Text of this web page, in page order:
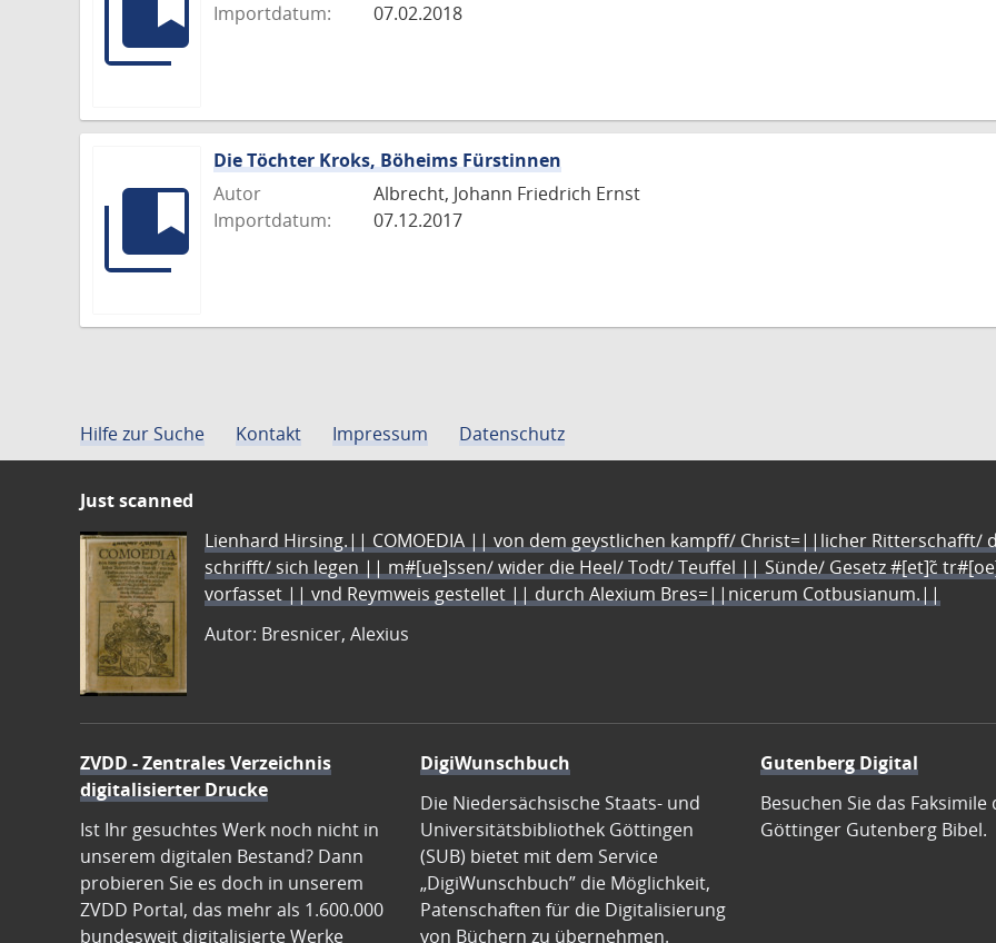
Importdatum:
07.02.2018
Die Töchter Kroks, Böheims Fürstinnen
Autor
Albrecht, Johann Friedrich Ernst
Importdatum:
07.12.2017
Hilfe zur Suche Kontakt Impressum Datenschutz
Just scanned
Lienhard Hirsing.|| COMOEDIA || von dem geystlichen kampff/ Christ=||licher Ritterschafft/
schrifft/ sich legen || m#[ue]ssen/ wider die Heel/ Todt/ Teuffel || Sünde/ Gesetz #[et]c̃
vorfasset || vnd Reymweis gestellet || durch Alexium Bres=||nicerum Cotbusianum.||
Autor: Bresnicer, Alexius
ZVDD - Zentrales Verzeichnis
digitalisierter Drucke
Ist Ihr gesuchtes Werk noch nicht in
unserem digitalen Bestand? Dann
probieren Sie es doch in unserem
ZVDD Portal, das mehr als 1.600.000
bundesweit digitalisierte Werke
DigiWunschbuch
Die Niedersächsische Staats- und
Universitätsbibliothek Göttingen
(SUB) bietet mit dem Service
„DigiWunschbuch” die Möglichkeit,
Patenschaften für die Digitalisierung
von Büchern zu übernehmen.
Gutenberg Digital
Besuchen Sie das Faksimile
Göttinger Gutenberg Bibel.